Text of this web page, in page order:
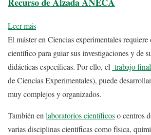
Leer más
El máster en Ciencias experimentales
científico para guiar sus investigaciones y de
didácticas específicas. Por ello, el trabajo
de Ciencias Experimentales), puede
muy complejos y organizados.
También enlaboratorios científicoso centros
varias disciplinas científicas como física,